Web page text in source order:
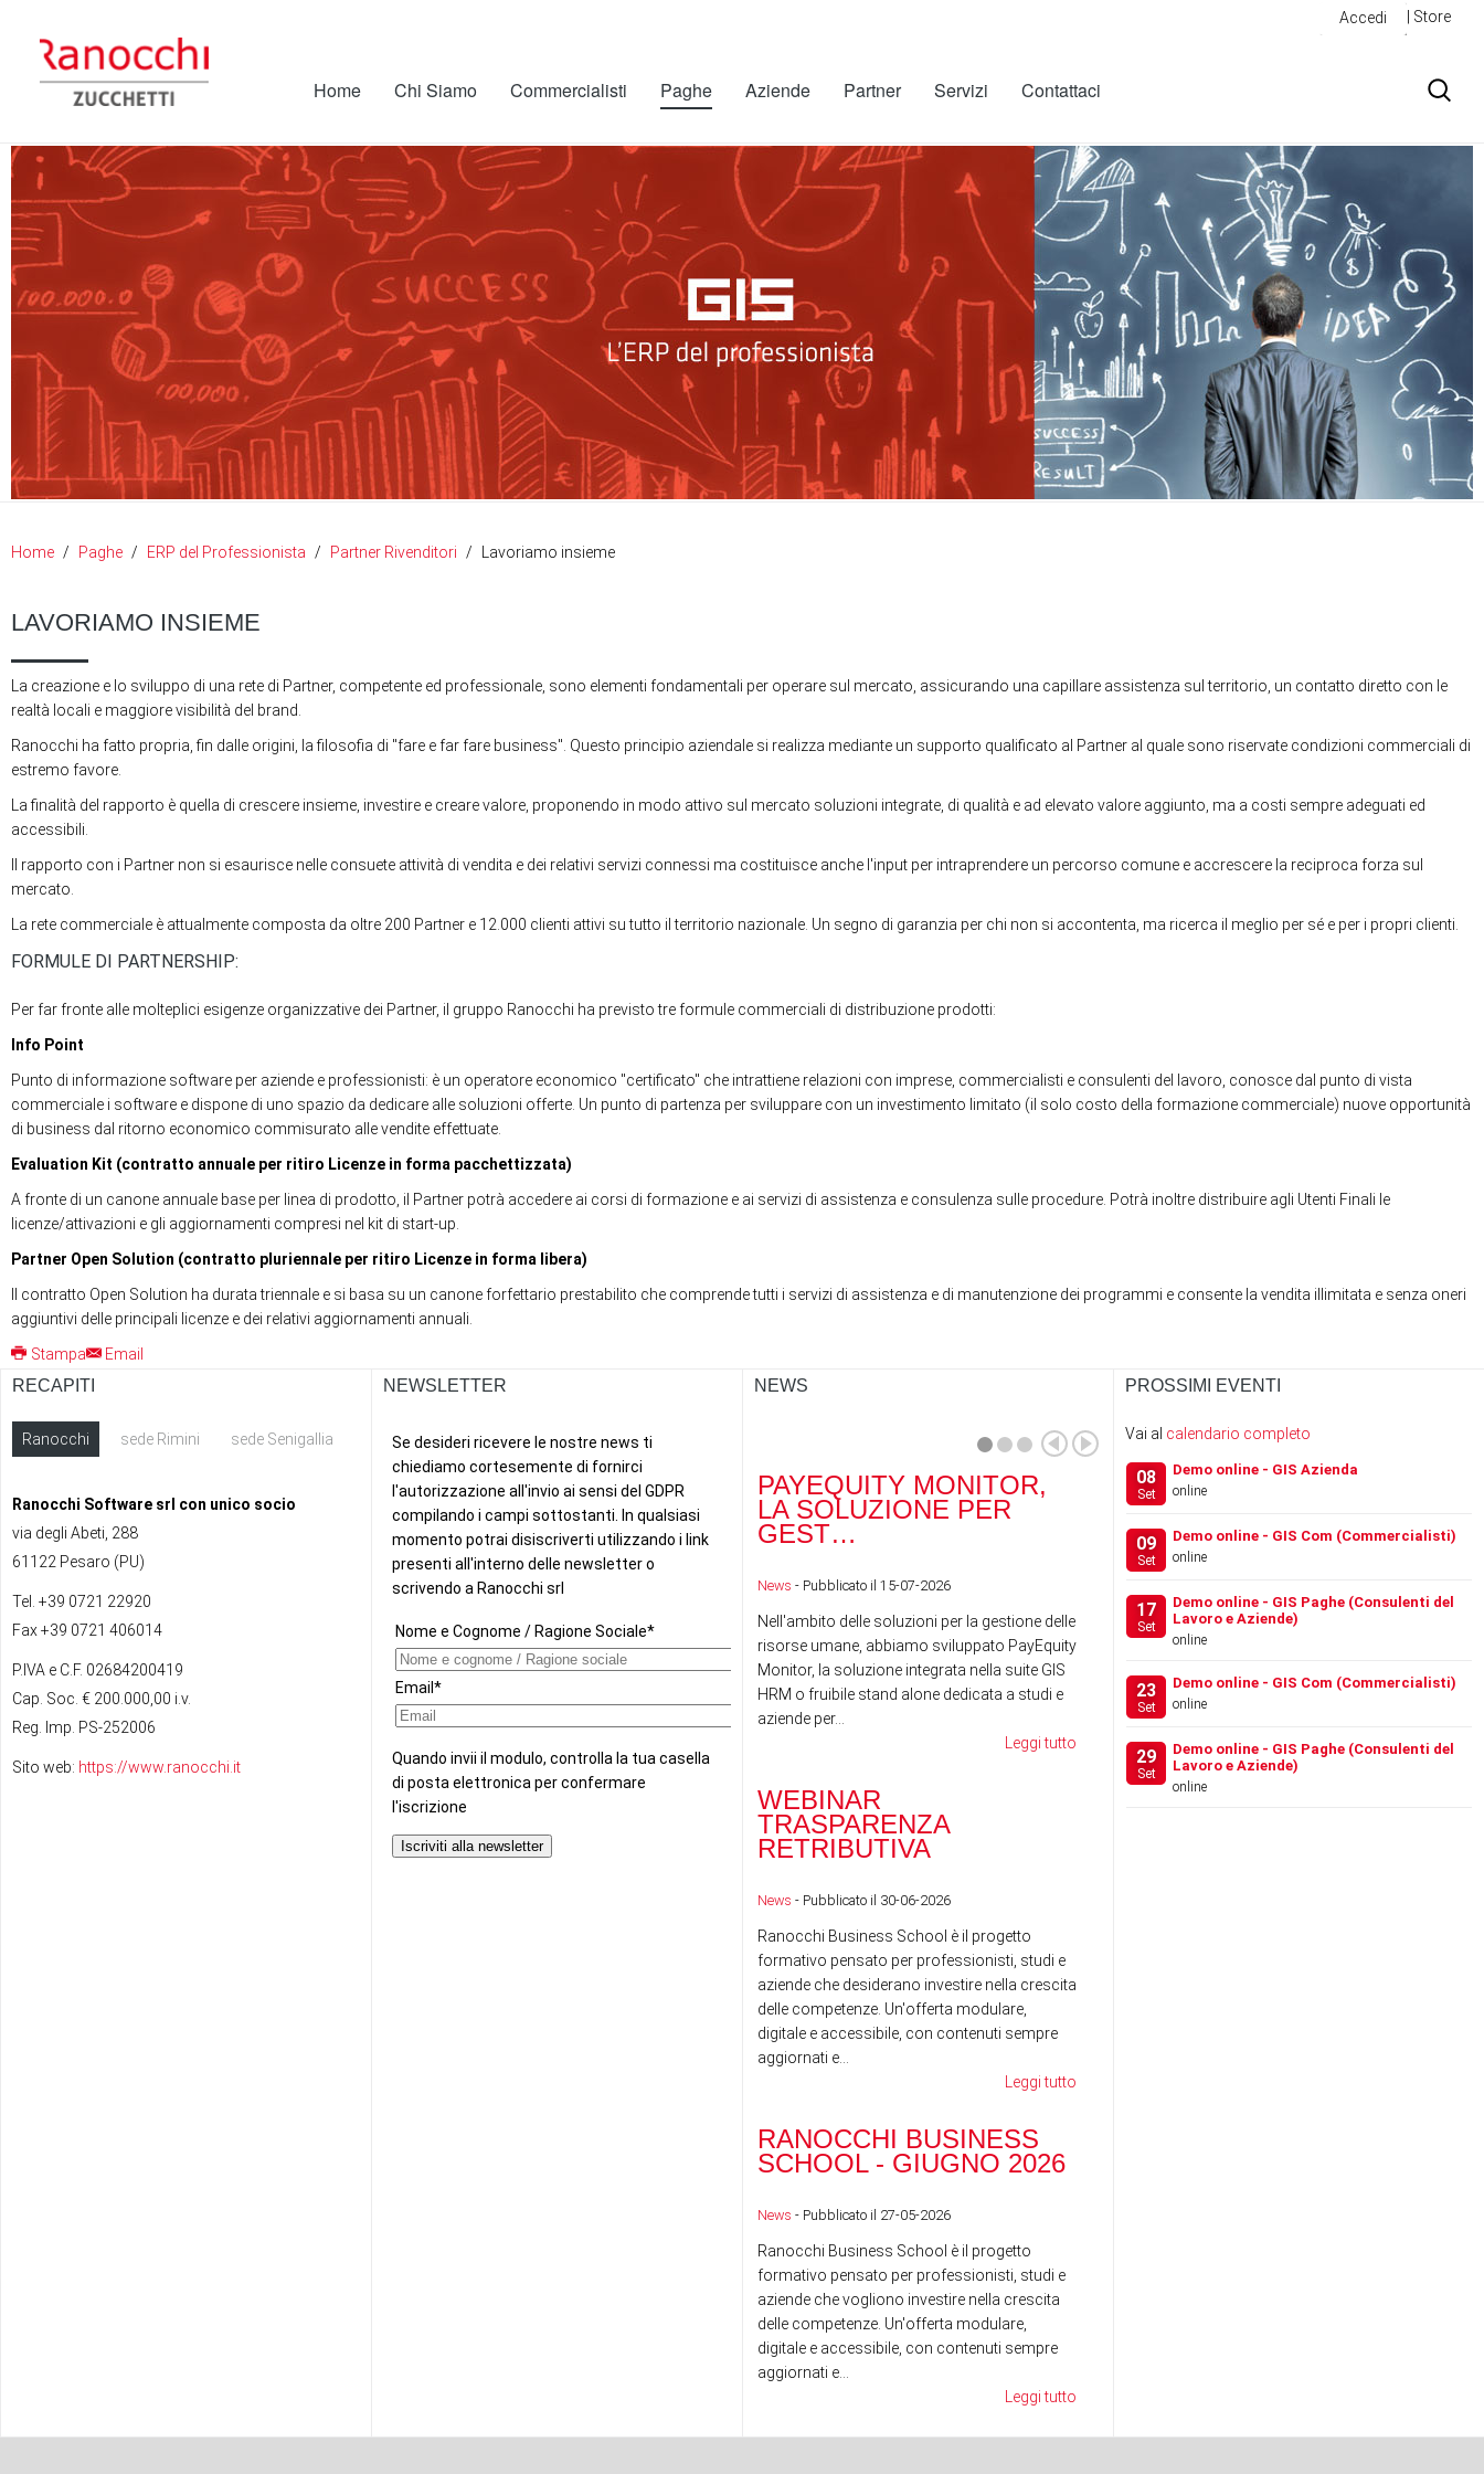
Accedi | Store
Home Chi Siamo Commercialisti Paghe Aziende Partner Servizi Contattaci
Home Paghe ERP del Professionista Partner Rivenditori Lavoriamo insieme
LAVORIAMO INSIEME
La creazione e lo sviluppo di una rete di Partner, competente ed professionale, sono elementi fondamentali per operare sul mercato, assicurando una capillare assistenza sul territorio, un contatto diretto con le
realtà locali e maggiore visibilità del brand.
Ranocchi ha fatto propria, fin dalle origini, la filosofia di "fare e far fare business". Questo principio aziendale si realizza mediante un supporto qualificato al Partner al quale sono riservate condizioni commerciali di
estremo favore.
La finalità del rapporto è quella di crescere insieme, investire e creare valore, proponendo in modo attivo sul mercato soluzioni integrate, di qualità e ad elevato valore aggiunto, ma a costi sempre adeguati ed
accessibili.
Il rapporto con i Partner non si esaurisce nelle consuete attività di vendita e dei relativi servizi connessi ma costituisce anche l'input per intraprendere un percorso comune e accrescere la reciproca forza sul
mercato.
La rete commerciale è attualmente composta da oltre 200 Partner e 12.000 clienti attivi su tutto il territorio nazionale. Un segno di garanzia per chi non si accontenta, ma ricerca il meglio per sé e per i propri clienti.
FORMULE DI PARTNERSHIP:
Per far fronte alle molteplici esigenze organizzative dei Partner, il gruppo Ranocchi ha previsto tre formule commerciali di distribuzione prodotti:
Info Point
Punto di informazione software per aziende e professionisti: è un operatore economico "certificato" che intrattiene relazioni con imprese, commercialisti e consulenti del lavoro, conosce dal punto di vista
commerciale i software e dispone di uno spazio da dedicare alle soluzioni offerte. Un punto di partenza per sviluppare con un investimento limitato (il solo costo della formazione commerciale) nuove opportunità
di business dal ritorno economico commisurato alle vendite effettuate.
Evaluation Kit (contratto annuale per ritiro Licenze in forma pacchettizzata)
A fronte di un canone annuale base per linea di prodotto, il Partner potrà accedere ai corsi di formazione e ai servizi di assistenza e consulenza sulle procedure. Potrà inoltre distribuire agli Utenti Finali le
licenze/attivazioni e gli aggiornamenti compresi nel kit di start-up.
Partner Open Solution (contratto pluriennale per ritiro Licenze in forma libera)
Il contratto Open Solution ha durata triennale e si basa su un canone forfettario prestabilito che comprende tutti i servizi di assistenza e di manutenzione dei programmi e consente la vendita illimitata e senza oneri
aggiuntivi delle principali licenze e dei relativi aggiornamenti annuali.
Stampa
Email
RECAPITI
Ranocchi sede Rimini sede Senigallia
Ranocchi Software srl con unico socio
via degli Abeti, 288
61122 Pesaro (PU)
Tel. +39 0721 22920
Fax +39 0721 406014
P.IVA e C.F. 02684200419
Cap. Soc. € 200.000,00 i.v.
Reg. Imp. PS-252006
Sito web: https://www.ranocchi.it
NEWSLETTER NEWS
PAYEQUITY MONITOR,
LA SOLUZIONE PER
GEST…
News - Pubblicato il 15-07-2026
Nell'ambito delle soluzioni per la gestione delle
risorse umane, abbiamo sviluppato PayEquity
Monitor, la soluzione integrata nella suite GIS
HRM o fruibile stand alone dedicata a studi e
aziende per...
Leggi tutto
WEBINAR
TRASPARENZA
RETRIBUTIVA
News - Pubblicato il 30-06-2026
Ranocchi Business School è il progetto
formativo pensato per professionisti, studi e
aziende che desiderano investire nella crescita
delle competenze. Un'offerta modulare,
digitale e accessibile, con contenuti sempre
aggiornati e...
Leggi tutto
RANOCCHI BUSINESS
SCHOOL - GIUGNO 2026
News - Pubblicato il 27-05-2026
Ranocchi Business School è il progetto
formativo pensato per professionisti, studi e
aziende che vogliono investire nella crescita
delle competenze. Un'offerta modulare,
digitale e accessibile, con contenuti sempre
aggiornati e...
Leggi tutto
RANOCCHI SOFTWARE
ACQUISISCE IL 100% DI
FESTIVAL DEL LAVORO
PROSSIMI EVENTI
Vai al calendario completo
08
Set
Demo online - GIS Azienda
online
09
Set
Demo online - GIS Com (Commercialisti)
online
17
Set
Demo online - GIS Paghe (Consulenti del
Lavoro e Aziende)
online
23
Set
Demo online - GIS Com (Commercialisti)
online
29
Set
Demo online - GIS Paghe (Consulenti del
Lavoro e Aziende)
online